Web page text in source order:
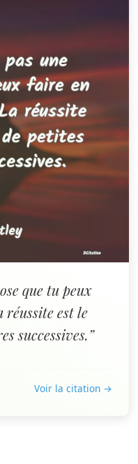
que tu peux
réussite est le
successives.”
Voir la citation →